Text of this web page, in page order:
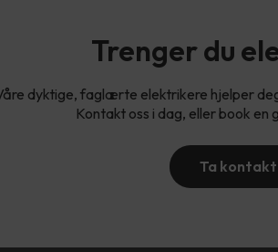
Trenger du
dyktige, faglærte elektrikere hjelper
Kontakt oss i dag, eller book en
Ta kontakt